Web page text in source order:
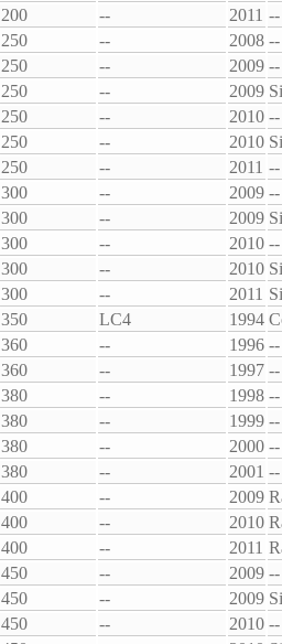
200 -- 2011 --
250 -- 2008 --
250 -- 2009 --
250 -- 2009
250 -- 2010 --
250 -- 2010
250 -- 2011 --
300 -- 2009 --
300 -- 2009
300 -- 2010 --
300 -- 2010
300 -- 2011
350 LC4 1994
360 -- 1996 --
360 -- 1997 --
380 -- 1998 --
380 -- 1999 --
380 -- 2000 --
380 -- 2001 --
400 -- 2009
400 -- 2010
400 -- 2011
450 -- 2009 --
450 -- 2009
450 -- 2010 --